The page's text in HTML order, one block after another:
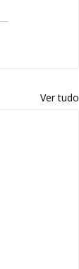
Ver tudo